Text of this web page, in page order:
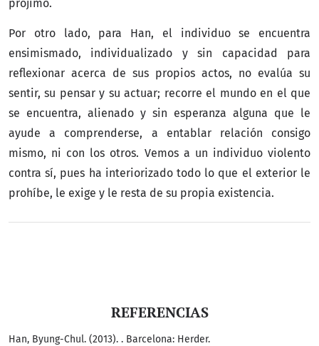
prójimo.
Por otro lado, para Han, el individuo se encuentra
ensimismado, individualizado y sin capacidad para
reflexionar acerca de sus propios actos, no evalúa su
sentir, su pensar y su actuar; recorre el mundo en el que
se encuentra, alienado y sin esperanza alguna que le
ayude a comprenderse, a entablar relación consigo
mismo, ni con los otros. Vemos a un individuo violento
contra sí, pues ha interiorizado todo lo que el exterior le
prohíbe, le exige y le resta de su propia existencia.
REFERENCIAS
Han, Byung-Chul. (2013). . Barcelona: Herder.